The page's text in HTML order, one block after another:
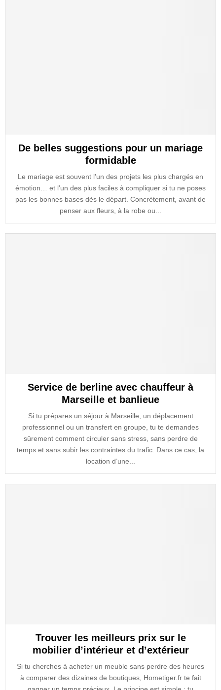
De belles suggestions pour un mariage
formidable
Le mariage est souvent l’un des projets les plus chargés en
émotion… et l’un des plus faciles à compliquer si tu ne poses
pas les bonnes bases dès le départ. Concrètement, avant de
penser aux fleurs, à la robe ou...
Service de berline avec chauffeur à
Marseille et banlieue
Si tu prépares un séjour à Marseille, un déplacement
professionnel ou un transfert en groupe, tu te demandes
sûrement comment circuler sans stress, sans perdre de
temps et sans subir les contraintes du trafic. Dans ce cas, la
location d’une...
Trouver les meilleurs prix sur le
mobilier d’intérieur et d’extérieur
Si tu cherches à acheter un meuble sans perdre des heures
à comparer des dizaines de boutiques, Hometiger.fr te fait